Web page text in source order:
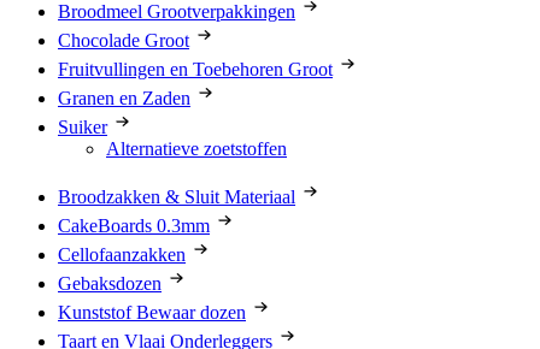
Broodmeel Grootverpakkingen
Chocolade Groot
Fruitvullingen en Toebehoren Groot
Granen en Zaden
Suiker
Alternatieve zoetstoffen
Broodzakken & Sluit Materiaal
CakeBoards 0.3mm
Cellofaanzakken
Gebaksdozen
Kunststof Bewaar dozen
Taart en Vlaai Onderleggers